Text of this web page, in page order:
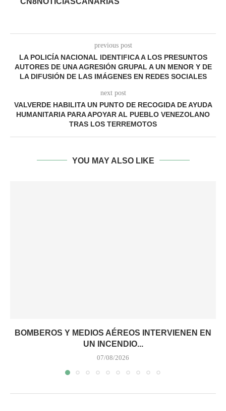
previous post
LA POLICÍA NACIONAL IDENTIFICA A LOS PRESUNTOS
AUTORES DE UNA AGRESIÓN GRUPAL A UN MENOR Y DE
LA DIFUSIÓN DE LAS IMÁGENES EN REDES SOCIALES
next post
VALVERDE HABILITA UN PUNTO DE RECOGIDA DE AYUDA
HUMANITARIA PARA APOYAR AL PUEBLO VENEZOLANO
TRAS LOS TERREMOTOS
YOU MAY ALSO LIKE
BOMBEROS Y MEDIOS AÉREOS INTERVIENEN EN
UN INCENDIO...
07/08/2026